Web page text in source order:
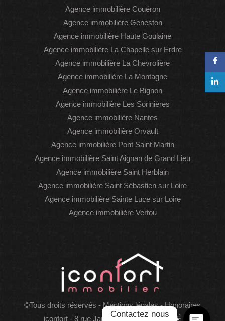
©Tous droits réservés - Mentions légales-Honoraires
iconfort - 8 rue James Joule, 44400 REZÉ
Agence immobilière Couëron
Agence immobilière Geneston
Agence immobilière Haute Goulaine
Agence immobilière La Chapelle sur Erdre
Agence immobilière La Chevrolière
Agence immobilière La Montagne
Agence immobilière Le Bignon
Agence immobilière Les Sorinières
Agence immobilière Nantes
Agence immobilière Orvault
Agence immobilière Pont Saint Martin
Agence immobilière Saint Aignan de Grand Lieu
Agence immobilière Saint Herblain
Agence immobilière Saint Sébastien sur Loire
Agence immobilière Sainte Luce sur Loire
Agence immobilière Vertou
Contactez nous